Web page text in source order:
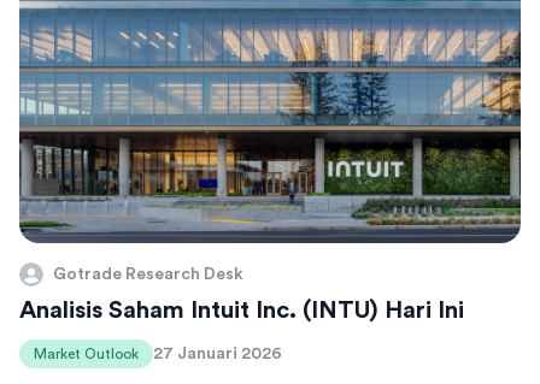
Gotrade Research Desk
Analisis Saham Intuit Inc. (INTU) Hari Ini
Market Outlook 27 Januari 2026